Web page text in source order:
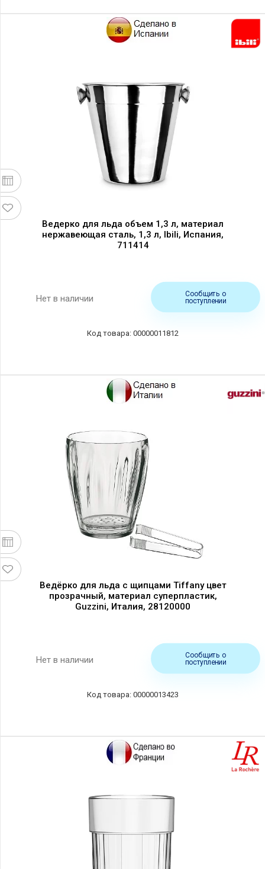
Ведерко для льда объем 1,3 л, материал
нержавеющая сталь, 1,3 л, Ibili, Испания,
711414
Нет в наличии
Сообщить о
поступлении
00000011812
Ведёрко для льда с щипцами Tiffany цвет
прозрачный, материал суперпластик,
Guzzini, Италия, 28120000
Нет в наличии
Сообщить о
поступлении
00000013423